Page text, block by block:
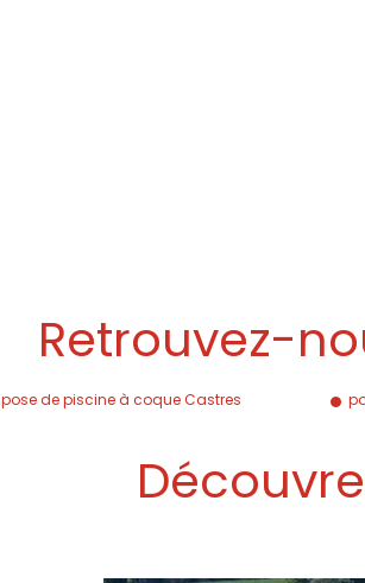
Retrouvez-
pose de piscine à coque Castres